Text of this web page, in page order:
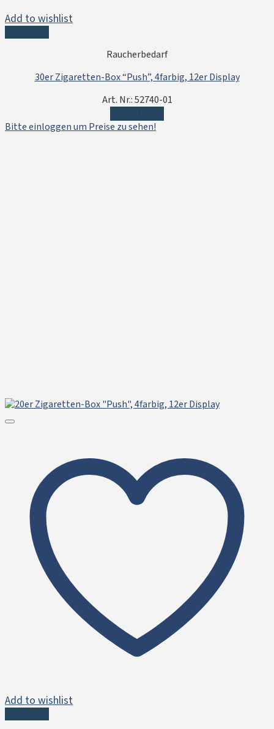
Add to wishlist
Raucherbedarf
30er Zigaretten-Box “Push”, 4farbig, 12er Display
Art. Nr.: 52740-01
Bitte einloggen um Preise zu sehen!
Add to wishlist